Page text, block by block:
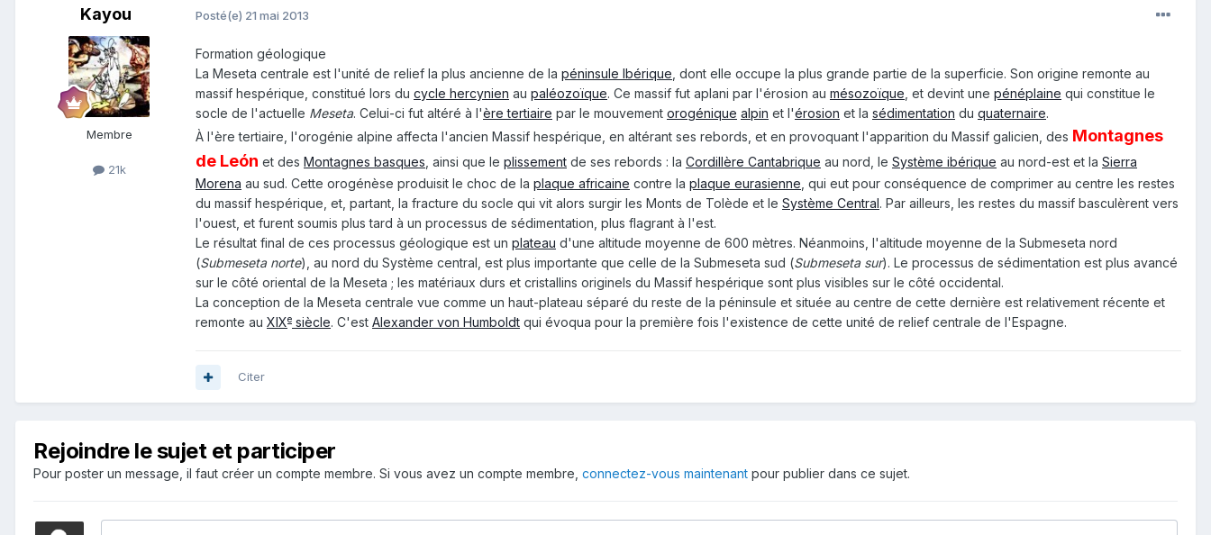
Kayou
Membre
21k
Posté(e) 21 mai 2013
Formation géologique
La Meseta centrale est l'unité de relief la plus ancienne de la péninsule Ibérique , dont elle occupe la plus grande partie de la superficie. Son origine remonte au
massif hespérique, constitué lors du cycle hercynien au paléozoïque. Ce massif fut aplani par l'érosion au mésozoïque , et devint une pénéplaine qui constitue le
socle de l'actuelle Meseta. Celui-ci fut altéré à l'ère tertiaire par le mouvement orogénique alpin et l'érosion et la sédimentation du quaternaire.
À l'ère tertiaire, l'orogénie alpine affecta l'ancien Massif hespérique, en altérant ses rebords, et en provoquant l'apparition du Massif galicien, des Montagnes
de León et des Montagnes basques , ainsi que le plissement de ses rebords : la Cordillère Cantabrique au nord, le Système ibérique au nord-est et la Sierra
Morena au sud. Cette orogénèse produisit le choc de la plaque africaine contre la plaque eurasienne , qui eut pour conséquence de comprimer au centre les restes
du massif hespérique, et, partant, la fracture du socle qui vit alors surgir les Monts de Tolède et le Système Central. Par ailleurs, les restes du massif basculèrent vers
l'ouest, et furent soumis plus tard à un processus de sédimentation, plus flagrant à l'est.
Le résultat final de ces processus géologique est un plateau d'une altitude moyenne de 600 mètres. Néanmoins, l'altitude moyenne de la Submeseta nord
(Submeseta norte), au nord du Système central, est plus importante que celle de la Submeseta sud (Submeseta sur). Le processus de sédimentation est plus avancé
sur le côté oriental de la Meseta ; les matériaux durs et cristallins originels du Massif hespérique sont plus visibles sur le côté occidental.
La conception de la Meseta centrale vue comme un haut-plateau séparé du reste de la péninsule et située au centre de cette dernière est relativement récente et
remonte au XIXe siècle. C'est Alexander von Humboldt qui évoqua pour la première fois l'existence de cette unité de relief centrale de l'Espagne.
Citer
Rejoindre le sujet et participer
Pour poster un message, il faut créer un compte membre. Si vous avez un compte membre, connectez-vous maintenant pour publier dans ce sujet.